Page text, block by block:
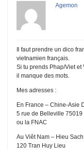
Agemon
Il faut prendre un dico
vietnamien français.
Si tu prends Phap/Viet
il manque des mots.
Mes adresses :
En France – Chine-Asie
5 rue de Belleville 75019
ou la FNAC
Au Viêt Nam – Hieu
120 Tran Huy Lieu